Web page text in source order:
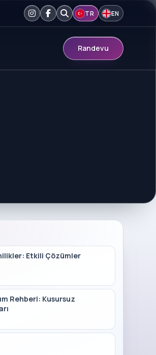
TR EN
Randevu
Etkili Çözümler
Rehberi: Kusursuz